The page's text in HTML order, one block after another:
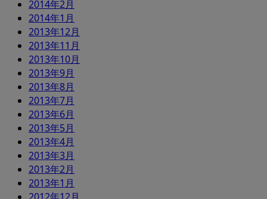
2014年2月
2014年1月
2013年12月
2013年11月
2013年10月
2013年9月
2013年8月
2013年7月
2013年6月
2013年5月
2013年4月
2013年3月
2013年2月
2013年1月